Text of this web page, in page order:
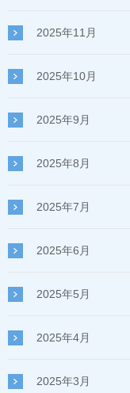
2025年11月
2025年10月
2025年9月
2025年8月
2025年7月
2025年6月
2025年5月
2025年4月
2025年3月